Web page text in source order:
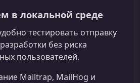
в локальной среде
тестировать отправку
без риска
пользователей.
Mailtrap, MailHog и